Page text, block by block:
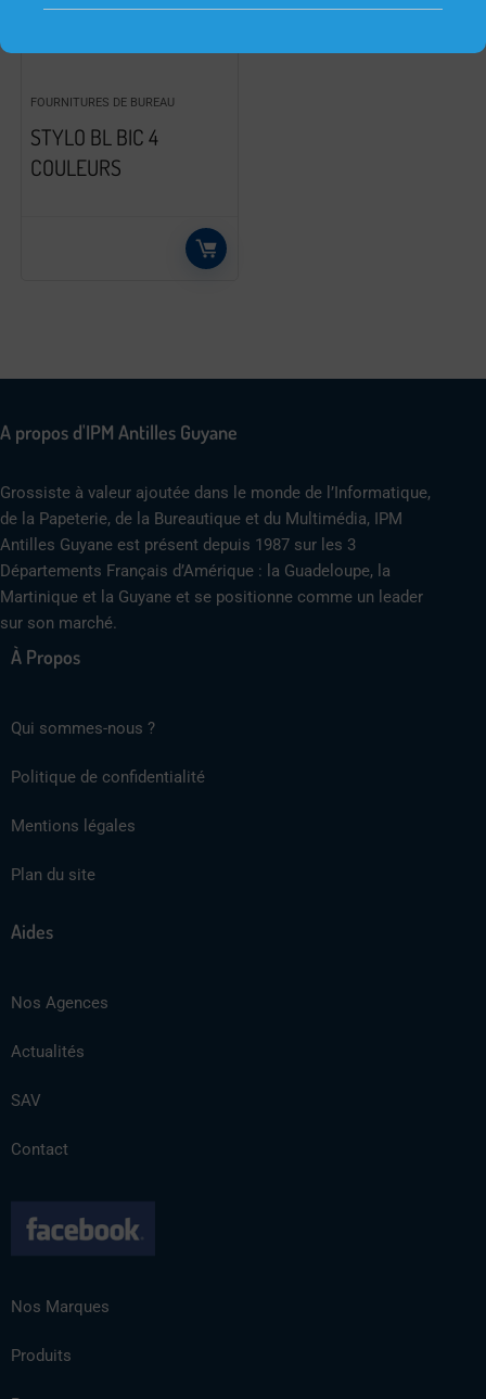
FOURNITURES DE BUREAU
STYLO BL BIC 4
COULEURS
A propos d'IPM Antilles Guyane
Grossiste à valeur ajoutée dans le monde de l’Informatique,
de la Papeterie, de la Bureautique et du Multimédia, IPM
Antilles Guyane est présent depuis 1987 sur les 3
Départements Français d’Amérique : la Guadeloupe, la
Martinique et la Guyane et se positionne comme un leader
sur son marché.
À Propos
Qui sommes-nous ?
Politique de confidentialité
Mentions légales
Plan du site
Aides
Nos Agences
Actualités
SAV
Contact
Nos Marques
Produits